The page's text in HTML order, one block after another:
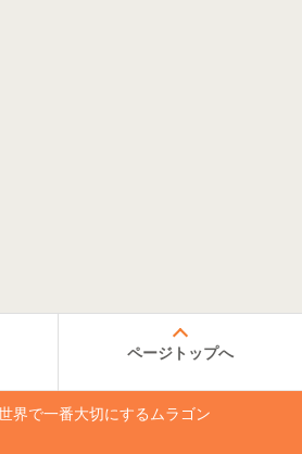
ページトップへ
界で一番大切にするムラゴン